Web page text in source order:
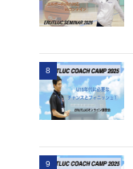
8
9